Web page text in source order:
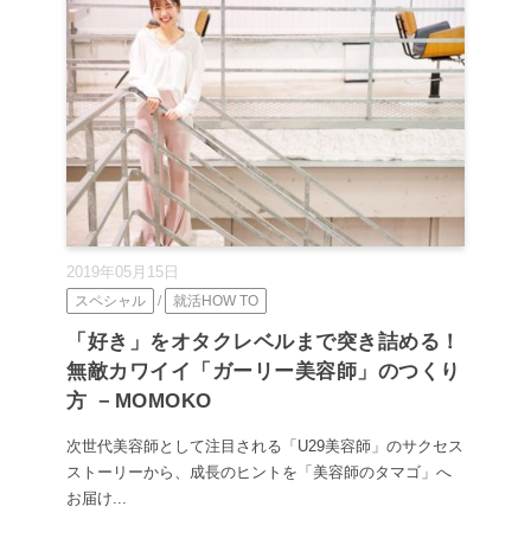
2019年05月15日
スペシャル / 就活HOW TO
「好き」をオタクレベルまで突き詰める！
無敵カワイイ「ガーリー美容師」のつくり
方 －MOMOKO
次世代美容師として注目される「U29美容師」のサクセス
ストーリーから、成長のヒントを「美容師のタマゴ」へ
お届け...